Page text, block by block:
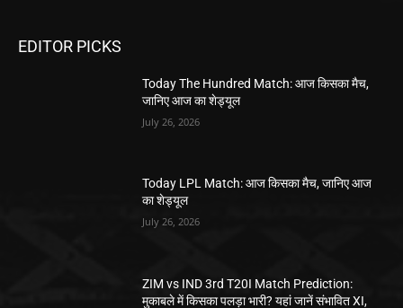
EDITOR PICKS
Today The Hundred Match: आज किसका मैच,
जानिए आज का शेड्यूल
July 26, 2026
Today LPL Match: आज किसका मैच, जानिए आज
का शेड्यूल
July 26, 2026
ZIM vs IND 3rd T20I Match Prediction:
मुकाबले में किसका पलड़ा भारी? यहां जानें संभावित XI,